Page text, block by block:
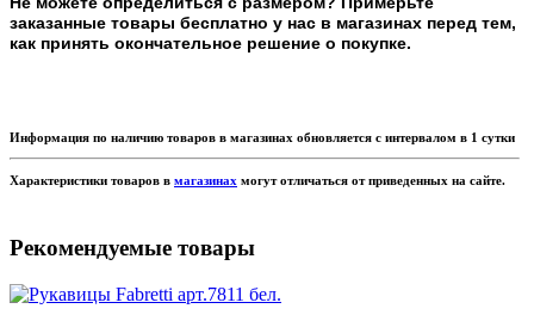
заказанные товары бесплатно у нас в магазинах перед тем,
как принять окончательное решение о покупке.
Информация по наличию товаров в магазинах обновляется с интервалом в 1 сутки
Характеристики товаров в магазинах могут отличаться от приведенных на сайте.
Рекомендуемые товары